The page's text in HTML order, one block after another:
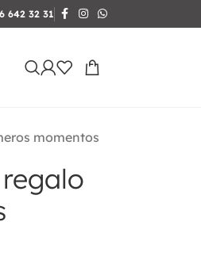
642 32 31
momentos